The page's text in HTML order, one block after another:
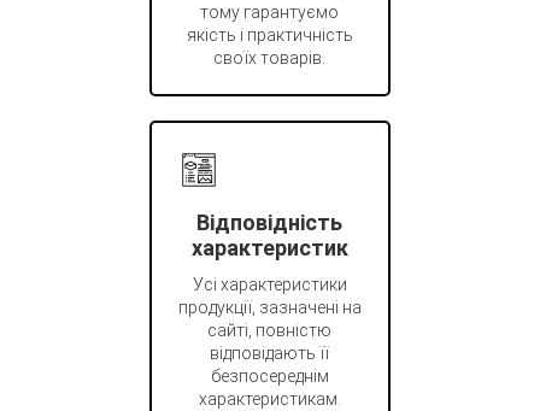
тому гарантуємо
якість і практичність
своїх товарів.
Відповідність
характеристик
Усі характеристики
продукції, зазначені на
сайті, повністю
відповідають її
безпосереднім
характеристикам.